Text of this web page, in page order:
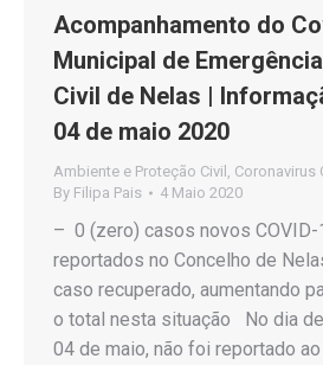
Acompanhamento do
Municipal de
Civil de Nelas |
04 de maio 2020
Ambiente e Proteção Civil Coronavirus
By Filipa Pais 4 Maio 2020
– 0 (zero) casos novos
reportados no Concelho de
caso recuperado, aumentando
o total nesta situação No dia de
04 de maio, não foi reportado